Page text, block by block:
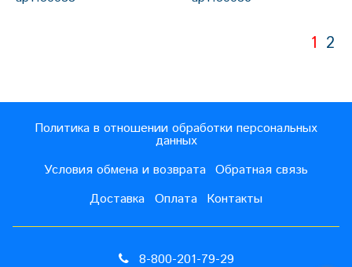
1 2
Политика в отношении обработки персональных
данных
Условия обмена и возврата Обратная связь
Доставка Оплата Контакты
8-800-201-79-29